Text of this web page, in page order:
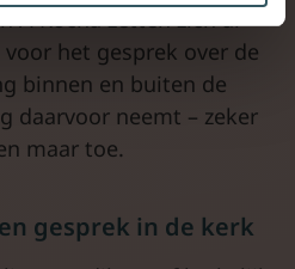
A Rocha zetten zich al
het gesprek over de
binnen en buiten de
daarvoor neemt – zeker
maar toe.
gesprek in de kerk